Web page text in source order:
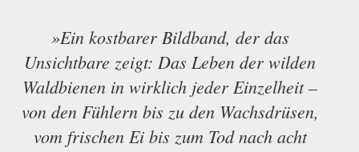
»Ein kostbarer Bildband, der das
Unsichtbare zeigt: Das Leben der wilden
Waldbienen in wirklich jeder Einzelheit –
von den Fühlern bis zu den Wachsdrüsen,
vom frischen Ei bis zum Tod nach acht